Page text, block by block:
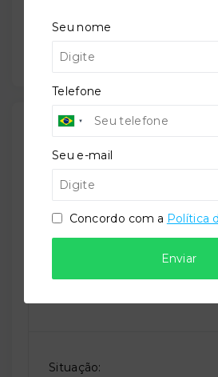
Salão de festas
Outras Informações
Referência:
O-80490-125518
Situação:
Seu nome
Telefone
Seu e-mail
Concordo com a Política
Enviar